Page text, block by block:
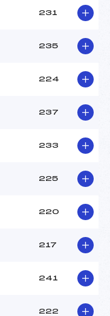
231
235
224
237
233
225
220
217
241
222